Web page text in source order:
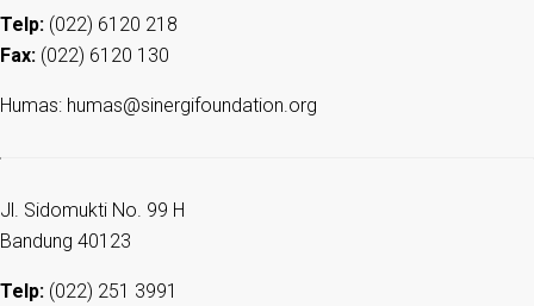
Telp: (022) 6120 218
Fax: (022) 6120 130
Humas: humas@sinergifoundation.org
Jl. Sidomukti No. 99 H
Bandung 40123
Telp: (022) 251 3991